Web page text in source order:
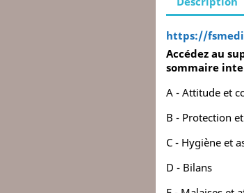
https://
Accédez au
sommaire
A - Attitude et
B - Protection
C - Hygiène et
D - Bilans